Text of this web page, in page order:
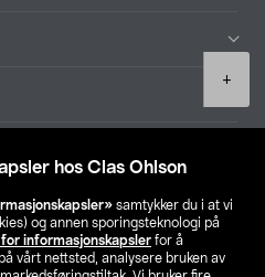
hos Clas Ohlson
samtykker du i at vi
og annen sporingsteknologi på
informasjonskapsler for å
vårt nettsted, analysere bruken av
+
din butikk